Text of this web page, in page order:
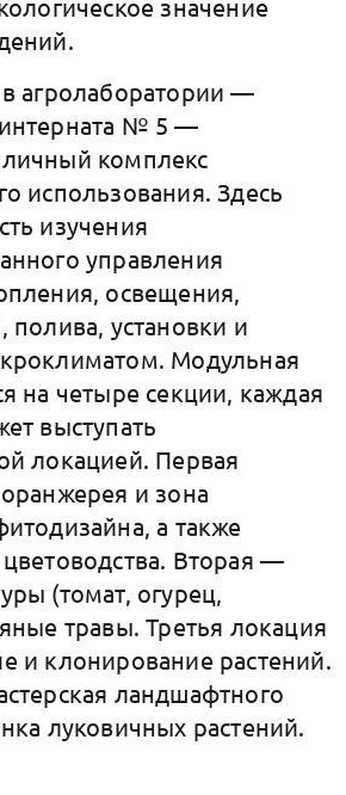
значение
агролаборатории —
№ 5 —
комплекс
использования. Здесь
изучения
управления
освещения,
полива, установки и
Модульная
на четыре секции, каждая
выступать
локацией. Первая
и зона
а также
Вторая —
(томат, огурец,
травы. Третья локация
и клонирование растений.
ландшафтного
луковичных растений.